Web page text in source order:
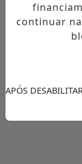
continuar
APÓS